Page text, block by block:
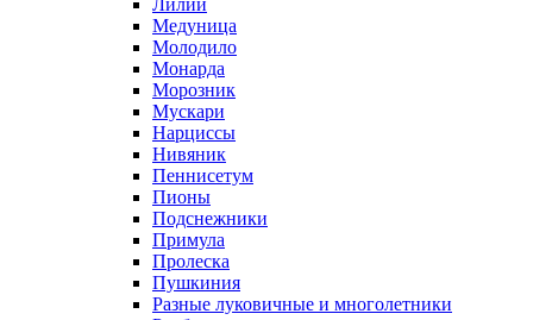
Лилии
Медуница
Молодило
Монарда
Морозник
Мускари
Нарциссы
Нивяник
Пеннисетум
Пионы
Подснежники
Примула
Пролеска
Пушкиния
Разные луковичные и многолетники